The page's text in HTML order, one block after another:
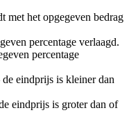
met het opgegeven bedrag
percentage verlaagd.
percentage
eindprijs is kleiner dan
eindprijs is groter dan of